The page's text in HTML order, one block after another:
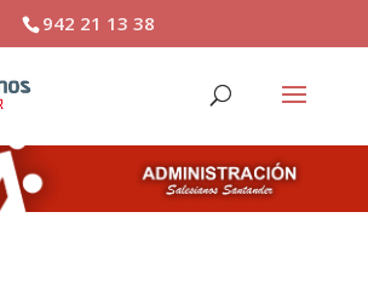
942 21 13 38